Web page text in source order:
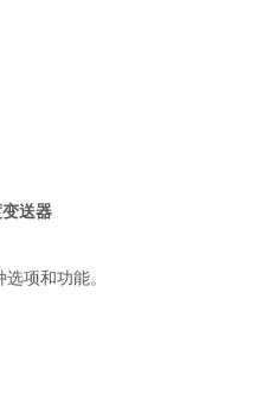
送器
项和功能。